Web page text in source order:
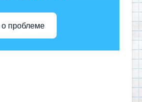
о проблеме